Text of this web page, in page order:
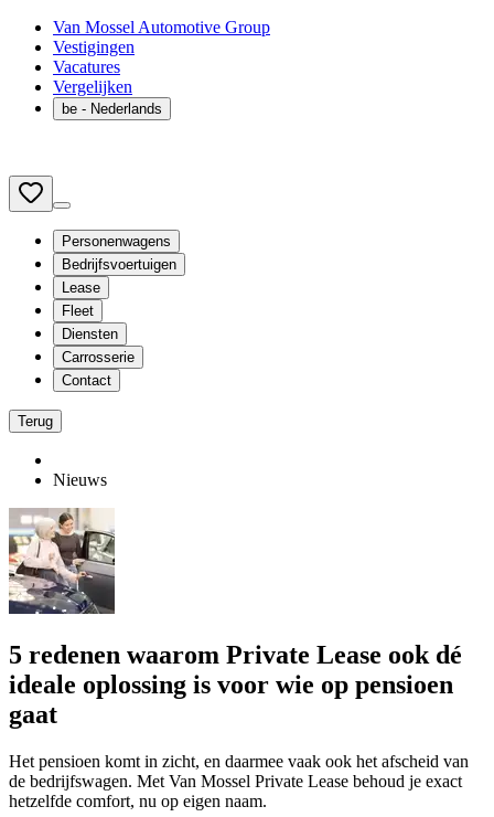
Van Mossel Automotive Group
Vestigingen
Vacatures
Vergelijken
be - Nederlands
Personenwagens
Bedrijfsvoertuigen
Lease
Fleet
Diensten
Carrosserie
Contact
Terug
Nieuws
5 redenen waarom Private Lease ook dé
ideale oplossing is voor wie op pensioen
gaat
Het pensioen komt in zicht, en daarmee vaak ook het afscheid van
de bedrijfswagen. Met Van Mossel Private Lease behoud je exact
hetzelfde comfort, nu op eigen naam.